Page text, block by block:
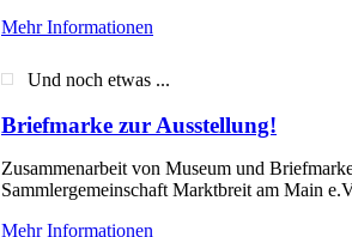
Mehr Informationen
Und noch etwas ...
Briefmarke zur Ausstellung!
Zusammenarbeit von Museum und
Sammlergemeinschaft Marktbreit am Main
Mehr Informationen